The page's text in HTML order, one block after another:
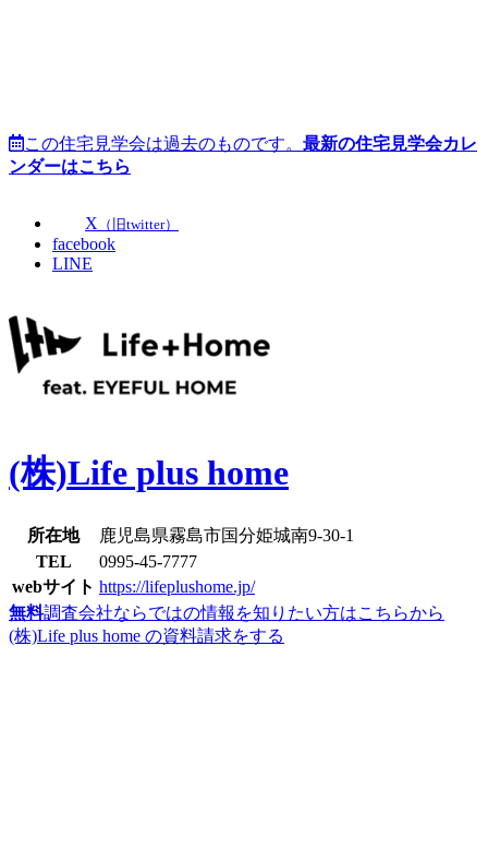
この住宅見学会は過去のものです。 最新の住宅見学会カレ
ンダーはこちら
X （旧twitter）
facebook
LINE
(株)Life plus home
所在地
鹿児島県霧島市国分姫城南9-30-1
TEL
0995-45-7777
webサイト https://lifeplushome.jp/
無料調査会社ならではの情報を知りたい方はこちらから
(株)Life plus home の資料請求をする